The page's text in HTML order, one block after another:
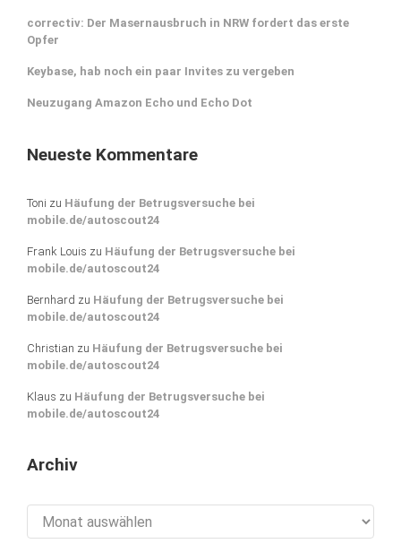
correctiv: Der Masernausbruch in NRW fordert das erste
Opfer
Keybase, hab noch ein paar Invites zu vergeben
Neuzugang Amazon Echo und Echo Dot
Neueste Kommentare
Toni zu Häufung der Betrugsversuche bei
mobile.de/autoscout24
Frank Louis zu Häufung der Betrugsversuche bei
mobile.de/autoscout24
Bernhard zu Häufung der Betrugsversuche bei
mobile.de/autoscout24
Christian zu Häufung der Betrugsversuche bei
mobile.de/autoscout24
Klaus zu Häufung der Betrugsversuche bei
mobile.de/autoscout24
Archiv